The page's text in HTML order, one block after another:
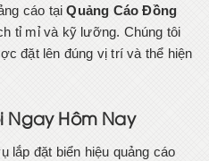
cáo tạiQuảng Cáo Đồng
tỉ mỉ và kỹ lưỡng. Chúng tôi
đặt lên đúng vị trí và thể hiện
Ngay Hôm Nay
lắp đặt biển hiệu quảng cáo